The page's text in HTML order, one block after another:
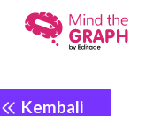
Kembali